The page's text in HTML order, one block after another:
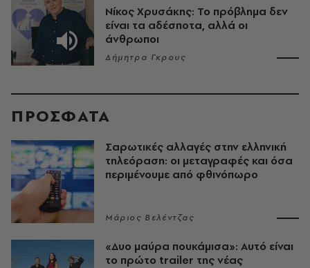
Νίκος Χρυσάκης: Το πρόβλημα δεν
είναι τα αδέσποτα, αλλά οι
άνθρωποι
Δήμητρα Γκρους
ΠΡΟΣΦΑΤΑ
Σαρωτικές αλλαγές στην ελληνική
τηλεόραση: οι μεταγραφές και όσα
περιμένουμε από φθινόπωρο
Μάριος Βελέντζας
«Δυο μαύρα πουκάμισα»: Αυτό είναι
το πρώτο trailer της νέας